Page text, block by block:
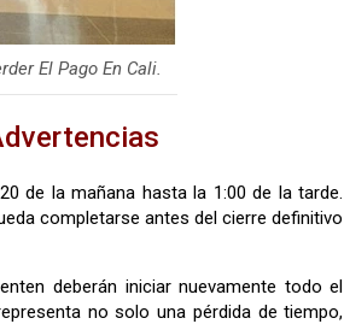
El Pago En Cali.
de la mañana hasta la 1:00 de la tarde.
completarse antes del cierre definitivo
deberán iniciar nuevamente todo el
no solo una pérdida de tiempo,